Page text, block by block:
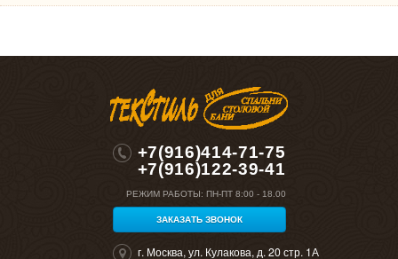
+7(916)414-71-75
+7(916)122-39-41
РЕЖИМ РАБОТЫ: ПН-ПТ 8:00 - 18.00
ЗАКАЗАТЬ ЗВОНОК
г. Москва, ул. Кулакова, д. 20 стр. 1А